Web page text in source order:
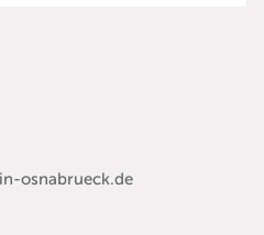
osnabrueck.de